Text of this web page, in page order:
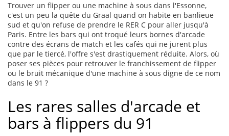
Trouver un flipper ou une machine à sous dans l'Essonne,
c'est un peu la quête du Graal quand on habite en banlieue
sud et qu'on refuse de prendre le RER C pour aller jusqu'à
Paris. Entre les bars qui ont troqué leurs bornes d'arcade
contre des écrans de match et les cafés qui ne jurent plus
que par le tiercé, l'offre s'est drastiquement réduite. Alors, où
poser ses pièces pour retrouver le franchissement de flipper
ou le bruit mécanique d'une machine à sous digne de ce nom
dans le 91 ?
Les rares salles d'arcade et
bars à flippers du 91